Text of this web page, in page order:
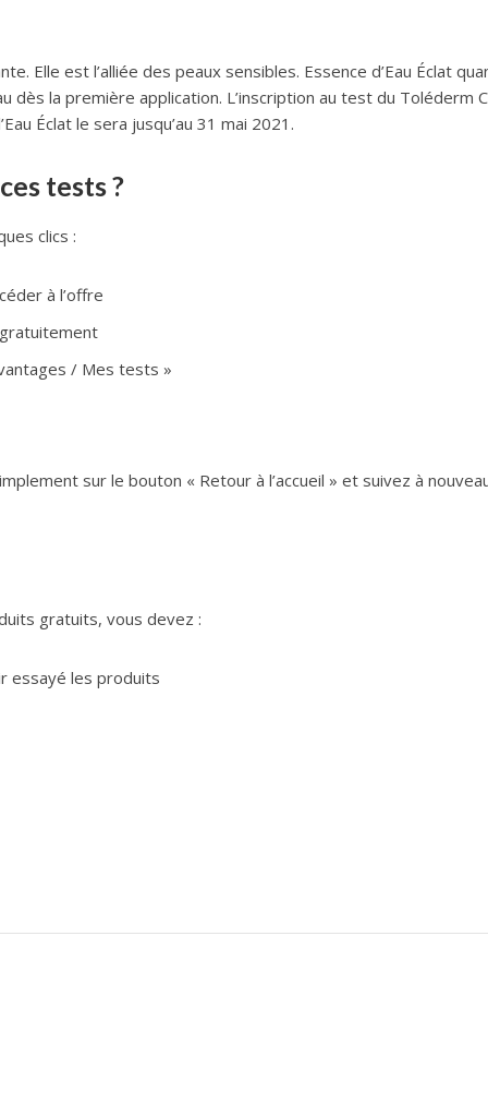
Elle est l’alliée des peaux sensibles. Essence d’Eau Éclat
la première application. L’inscription au test du Toléderm
Éclat le sera jusqu’au 31 mai 2021.
tests ?
clics :
à l’offre
/ Mes tests »
sur le bouton « Retour à l’accueil » et suivez à
gratuits, vous devez :
essayé les produits